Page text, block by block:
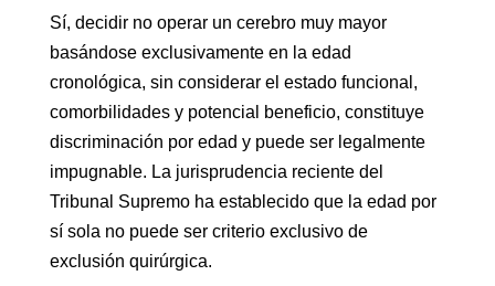
Sí, decidir no operar un cerebro muy mayor
basándose exclusivamente en la edad
cronológica, sin considerar el estado funcional,
comorbilidades y potencial beneficio, constituye
discriminación por edad y puede ser legalmente
impugnable. La jurisprudencia reciente del
Tribunal Supremo ha establecido que la edad por
sí sola no puede ser criterio exclusivo de
exclusión quirúrgica.